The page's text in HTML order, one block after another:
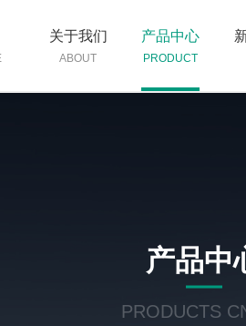
关于我们
ABOUT
产品中心
PRODUCT
产品中
PRODUCTS